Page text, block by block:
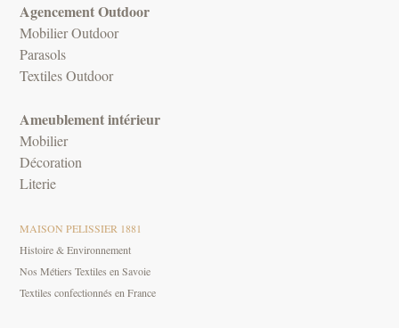
Agencement Outdoor
Mobilier Outdoor
Parasols
Textiles Outdoor
Ameublement intérieur
Mobilier
Décoration
Literie
MAISON PELISSIER 1881
Histoire & Environnement
Nos Métiers Textiles en Savoie
Textiles confectionnés en France